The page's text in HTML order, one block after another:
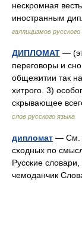
нескромная
иностранным
галлицизмов русского
ДИПЛОМАТ —
переговоры и
общежитии так
хитрого. 3)
скрывающее
слов русского языка
дипломат — См.
сходных по
Русские
чемоданчик